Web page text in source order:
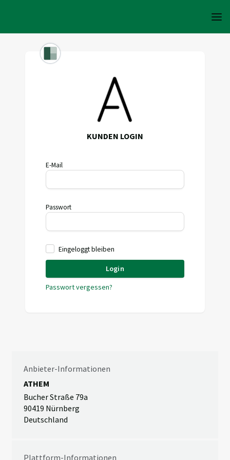
KUNDEN LOGIN
E-Mail
Passwort
Eingeloggt bleiben
Login
Passwort vergessen?
Anbieter-Informationen
ATHEM
Bucher Straße 79a
90419 Nürnberg
Deutschland
Plattform-Informationen